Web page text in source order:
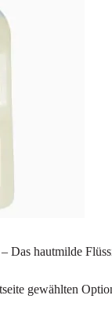
Das hautmilde
gewählten